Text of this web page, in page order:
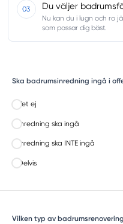
03 Du väljer
Nu kan du i lugn och ro
som passar dig bäst.
Ska badrumsinredning ingå i
Vet ej
Inredning ska ingå
Inredning ska INTE ingå
Delvis
Vilken typ av